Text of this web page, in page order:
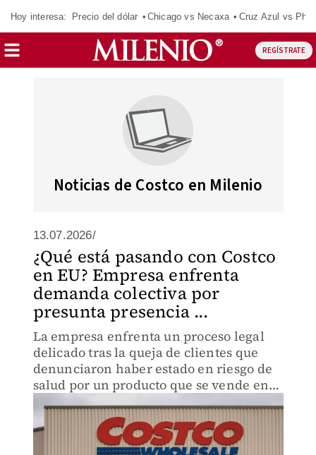
Hoy interesa: Precio del dólar Chicago vs Necaxa Cruz Azul vs
REGÍSTRATE
Noticias de Costco en Milenio
13.07.2026/
¿Qué está pasando con Costco
en EU? Empresa enfrenta
demanda colectiva por
presunta presencia ...
La empresa enfrenta un proceso legal
delicado tras la queja de clientes que
denunciaron haber estado en riesgo de
salud por un producto que se vende en
Costco.